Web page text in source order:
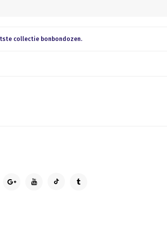
collectie bonbondozen.